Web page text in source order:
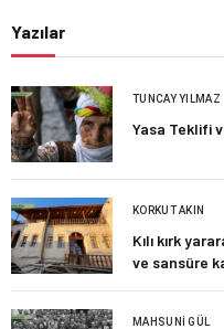
Yazılar
TUNCAY YILMAZ
Yasa Teklifi
KORKUT AKIN
Kılı kırk
ve sansüre
MAHSUNI GÜL